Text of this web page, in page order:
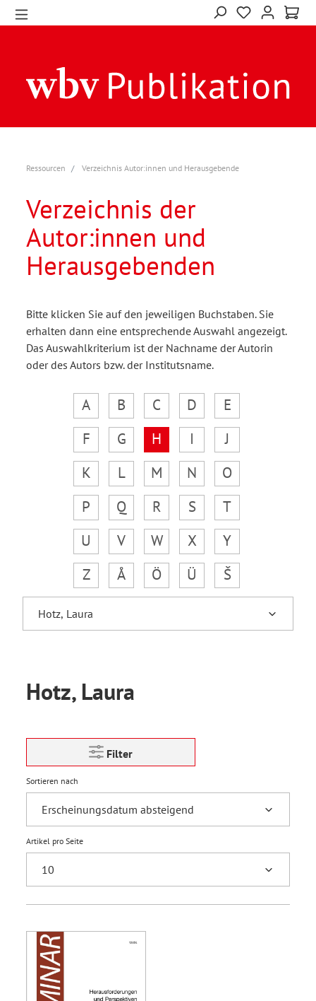
Ressourcen Verzeichnis Autor:innen und Herausgebende
Verzeichnis der
Autor:innen und
Herausgebenden
Bitte klicken Sie auf den jeweiligen Buchstaben. Sie
erhalten dann eine entsprechende Auswahl angezeigt.
Das Auswahlkriterium ist der Nachname der Autorin
oder des Autors bzw. der Institutsname.
A B C D
E
F
G H I
J
K
L M N
O
P
Q R S
T
U
V W X
Y
Z
Å Ö Ü Š
Hotz, Laura
Filter
Sortieren nach
Artikel pro Seite